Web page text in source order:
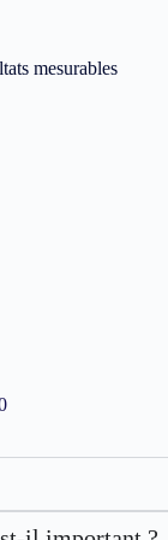
mesurables